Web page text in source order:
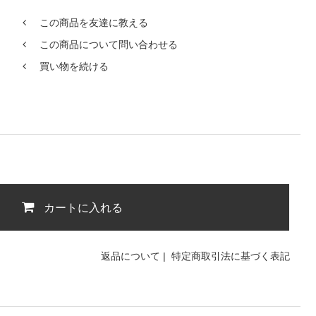
この商品を友達に教える
この商品について問い合わせる
買い物を続ける
カートに入れる
返品について | 特定商取引法に基づく表記